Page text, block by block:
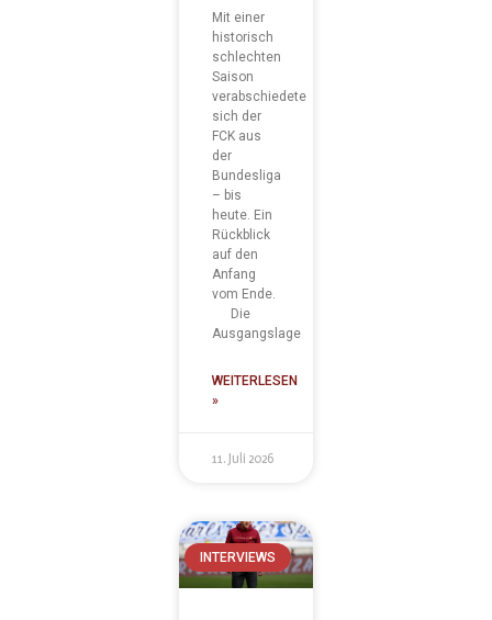
Mit einer
historisch
schlechten
Saison
verabschiedete
sich der
FCK aus
der
Bundesliga
– bis
heute. Ein
Rückblick
auf den
Anfang
vom Ende.
Die
Ausgangslage
WEITERLESEN
»
11. Juli 2026
INTERVIEWS